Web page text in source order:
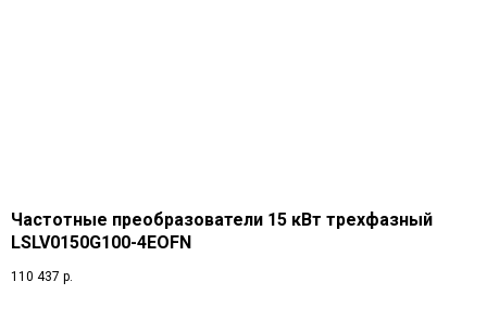
Частотные преобразователи 15 кВт трехфазный
LSLV0150G100-4EOFN
110 437 р.